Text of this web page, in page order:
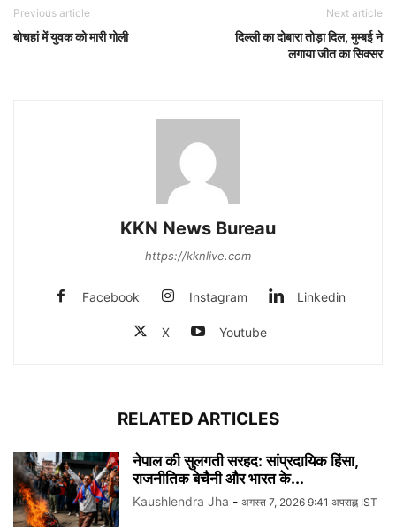
Previous article
बोचहां में युवक को मारी गोली
Next article
दिल्ली का दोबारा तोड़ा दिल, मुम्बई ने
लगाया जीत का सिक्सर
KKN News Bureau
https://kknlive.com
Facebook Instagram Linkedin
X Youtube
RELATED ARTICLES
नेपाल की सुलगती सरहद: सांप्रदायिक हिंसा,
राजनीतिक बेचैनी और भारत के...
Kaushlendra Jha - अगस्त 7, 2026 9:41 अपराह्न IST